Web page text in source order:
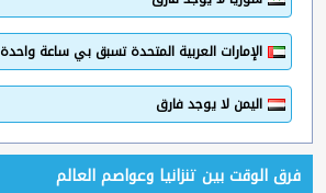
الإمارات العربية المتحدة تسبق بي ساعة واحدة
اليمن لا يوجد فارق
فرق الوقت بين تنزانيا وعواصم العالم